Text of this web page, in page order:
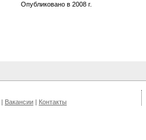
Опубликовано в 2008 г.
| Вакансии | Контакты